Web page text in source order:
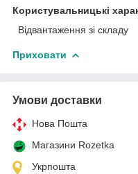
Користувальницькі
Відвантаження зі складу
Приховати
Умови доставки
Нова Пошта
Магазини Rozetka
Укрпошта